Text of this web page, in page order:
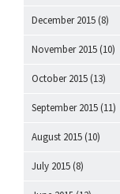
December 2015 (8)
November 2015 (10)
October 2015 (13)
September 2015 (11)
August 2015 (10)
July 2015 (8)